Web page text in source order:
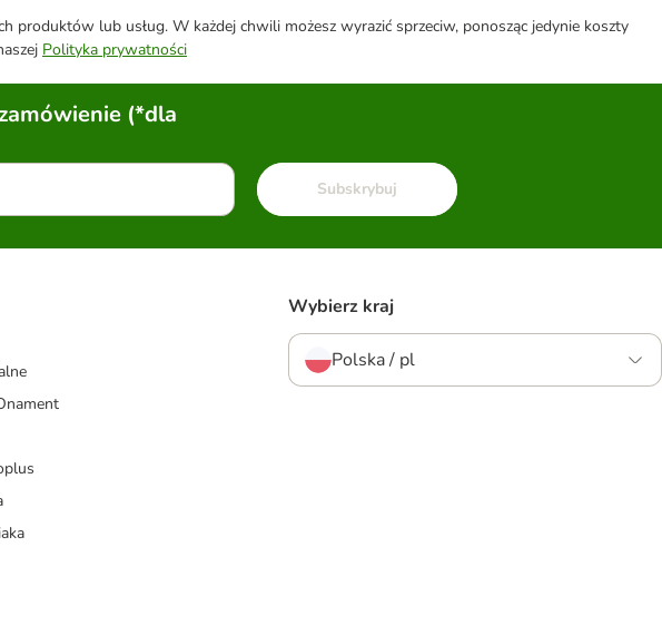
lub usług. W każdej chwili możesz wyrazić sprzeciw, ponosząc jedynie koszty
Polityka prywatności
(*dla
Subskrybuj
Wybierz kraj
Polska / pl